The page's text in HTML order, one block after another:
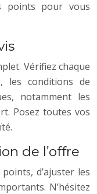
points pour vous
Vérifiez chaque
les conditions de
notamment les
Posez toutes vos
de l’offre
d’ajuster les
N’hésitez